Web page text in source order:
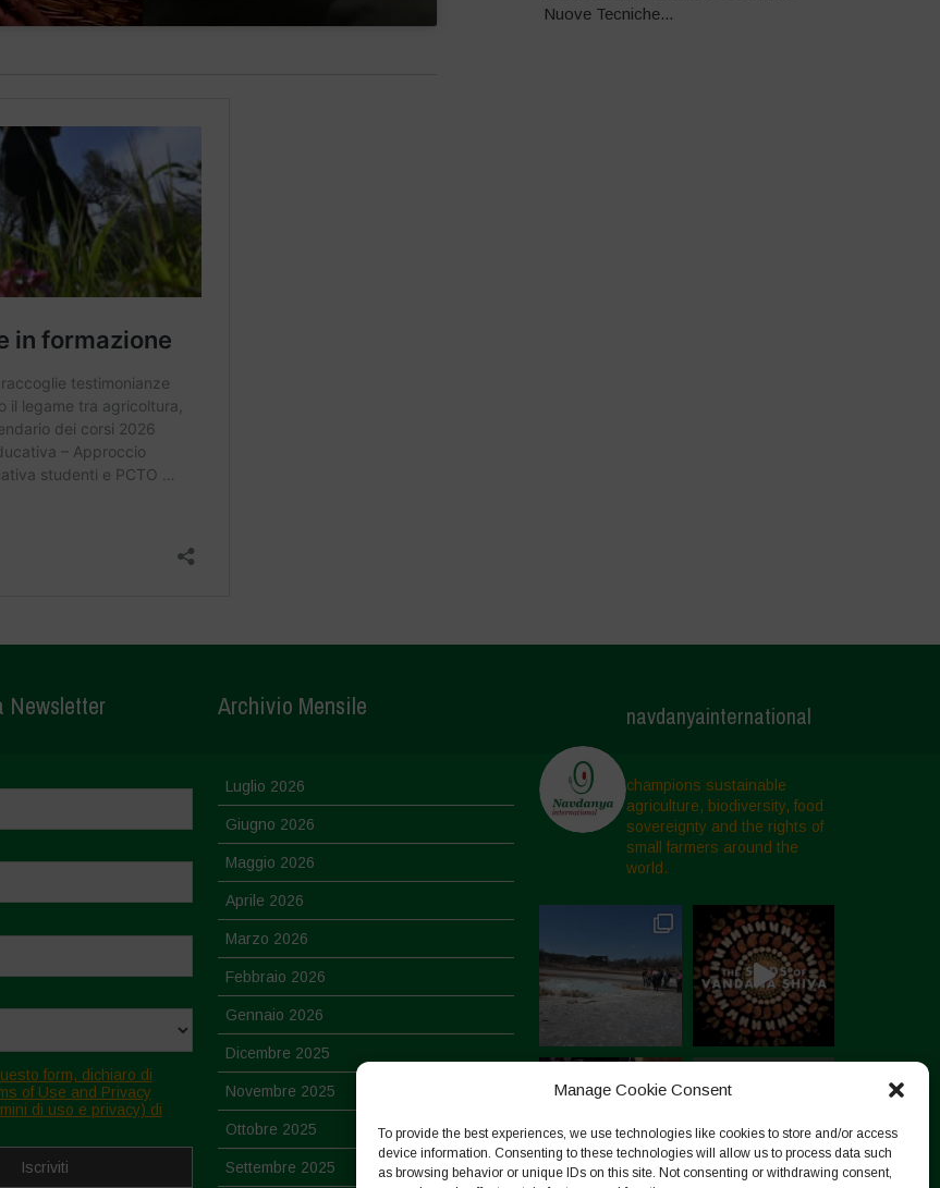
Manage Cookie Consent
To provide the best experiences, we use technologies like cookies to store and/or access
device information. Consenting to these technologies will allow us to process data such
as browsing behavior or unique IDs on this site. Not consenting or withdrawing consent,
Nuove Tecniche...
form, dichiaro di
of Use and Privacy
di uso e privacy) di
Archivio Mensile
Luglio 2026
Giugno 2026
Maggio 2026
Aprile 2026
Marzo 2026
Febbraio 2026
Gennaio 2026
Dicembre 2025
Novembre 2025
Ottobre 2025
Settembre 2025
navdanyainternational
champions sustainable
agriculture, biodiversity, food
sovereignty and the rights of
small farmers around the
world.